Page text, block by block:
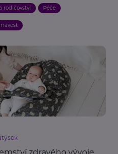
rodičovství Péče